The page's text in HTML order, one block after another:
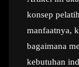
konsep
manfaatnya,
bagaimana
kebutuhan